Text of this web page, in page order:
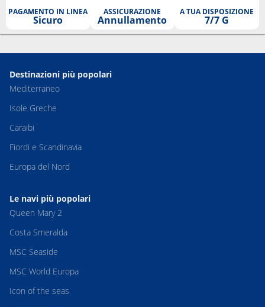
PAGAMENTO IN LINEA
Sicuro
ASSICURAZIONE
Annullamento
A TUA DISPOSIZIONE
7/7 G
Destinazioni più popolari
Mediterraneo
Isole Greche
Caraibi
Fiordi e Scandinavia
Europa del Nord
Le navi più popolari
Queen Mary 2
Costa Smeralda
MSC Seaside
MSC World Europa
Icon of the seas